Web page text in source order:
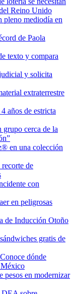
Reino Unido
pleno mediodía en
de Paola
texto y compara
y solicita
extraterrestre
años de estricta
grupo cerca de la
en una colección
de
con
en peligrosas
de Inducción Otoño
gratis de
dónde
México
pesos en modernizar